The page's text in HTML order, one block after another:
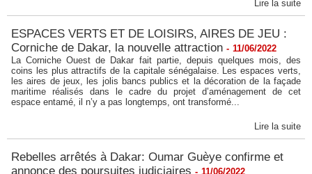
Lire la suite
ESPACES VERTS ET DE LOISIRS, AIRES DE JEU :
Corniche de Dakar, la nouvelle attraction - 11/06/2022
La Corniche Ouest de Dakar fait partie, depuis quelques mois, des
coins les plus attractifs de la capitale sénégalaise. Les espaces verts,
les aires de jeux, les jolis bancs publics et la décoration de la façade
maritime réalisés dans le cadre du projet d’aménagement de cet
espace entamé, il n’y a pas longtemps, ont transformé...
Lire la suite
Rebelles arrêtés à Dakar: Oumar Guèye confirme et
annonce des poursuites judiciaires - 11/06/2022